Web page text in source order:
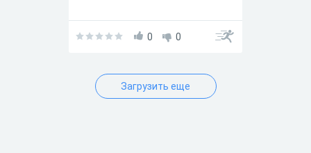
0 0
Загрузить еще